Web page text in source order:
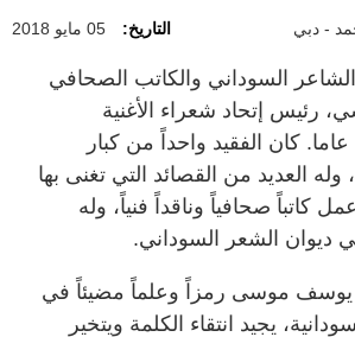
- دبي التاريخ: 05 مايو 2018
السوداني والكاتب الصحافي
إتحاد شعراء الأغنية
السودانية، عن 72 عاما. كان الفقيد واحداً من كبار
وله العديد من القصائد التي تغنى بها
كاتباً صحافياً وناقداً فنياً، وله
الشعر السوداني.
يوسف موسى رمزاً وعلماً مضيئاً في
يجيد انتقاء الكلمة ويتخير